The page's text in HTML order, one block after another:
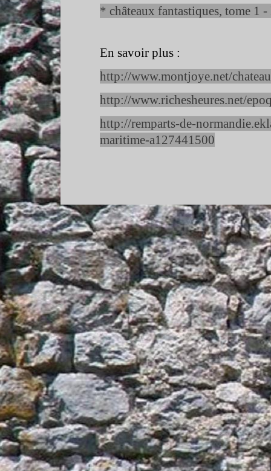
* châteaux fantastiques, tome 1 -
En savoir plus :
http://www.montjoye.net/
http://www.richesheures.net/
http://remparts-de-
maritime-a127441500